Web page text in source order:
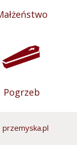
Pogrzeb
przemyska.pl